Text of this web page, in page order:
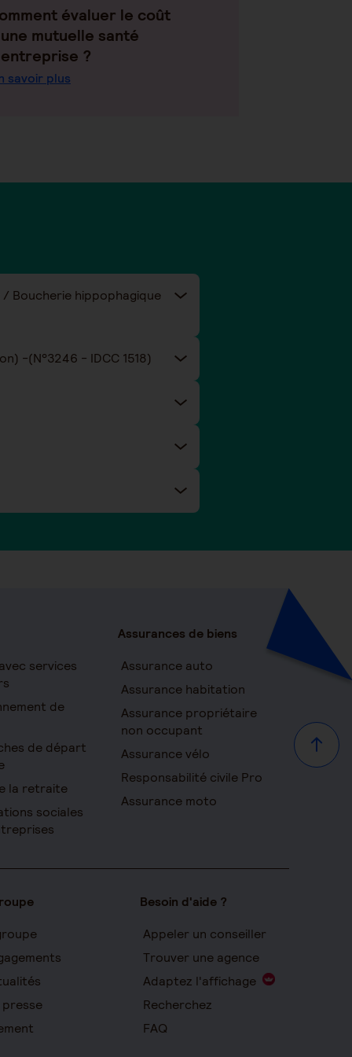
évaluer le coût
mutuelle santé
?
savoir plus
Boucherie hippophagique
Taux de cotisations prévoyance et santé de la convention collective nationale Eclat (Animation) -(N°3246 - IDCC 1518)
Haut
services
de
de départ
la retraite
sociales
Assurances de biens
Assurance auto
Assurance habitation
Assurance propriétaire
non occupant
Assurance vélo
Responsabilité civile Pro
Assurance moto
presse
Besoin d'aide ?
Appeler un conseiller
Trouver une agence
Adaptez l'affichage
Recherchez
FAQ